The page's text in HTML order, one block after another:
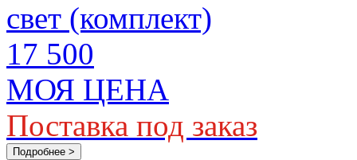
свет (комплект)
17 500
МОЯ ЦЕНА
Поставка под заказ
Подробнее >